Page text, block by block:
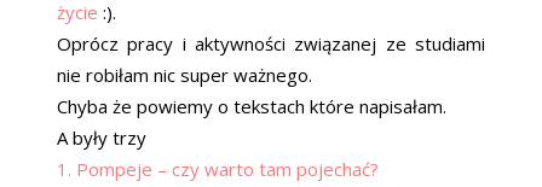
życie :).
Oprócz pracy i aktywności związanej ze studiami
nie robiłam nic super ważnego.
Chyba że powiemy o tekstach które napisałam.
A były trzy
1. Pompeje – czy warto tam pojechać?